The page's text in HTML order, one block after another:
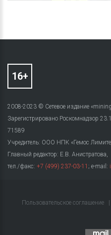
2008-2023 © Сетевое издание
Зарегистрировано Роскомнадзор
71589
Учредитель: ООО НПК «Гемос
Главный редактор: Е.В. Анистратова,
тел./факс: +7 (499) 237-03-11 ; e-mail:
Пользовательское соглашение